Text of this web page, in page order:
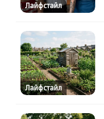
Лайфстайл
Лайфстайл